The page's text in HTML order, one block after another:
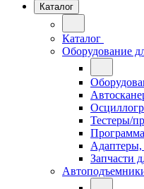
Каталог
Каталог
Оборудование
Тестеры/
Адаптеры,
Запчасти